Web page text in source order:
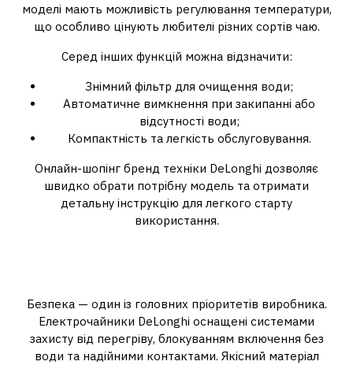
моделі мають можливість регулювання температури,
що особливо цінують любителі різних сортів чаю.
Серед інших функцій можна відзначити:
Знімний фільтр для очищення води;
Автоматичне вимкнення при закипанні або
відсутності води;
Компактність та легкість обслуговування.
Онлайн-шопінг бренд техніки DeLonghi дозволяє
швидко обрати потрібну модель та отримати
детальну інструкцію для легкого старту
використання.
Безпека — один із головних пріоритетів виробника.
Електрочайники DeLonghi оснащені системами
захисту від перегріву, блокуванням включення без
води та надійними контактами. Якісний матеріал